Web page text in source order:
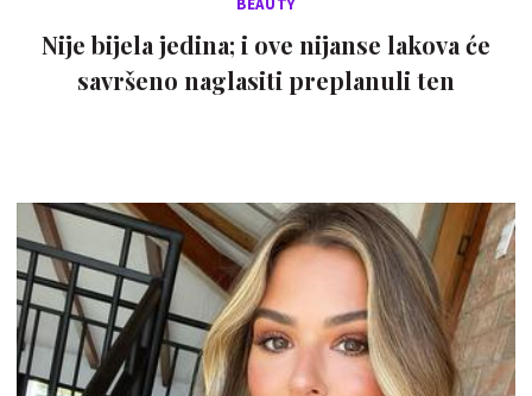
Nije bijela jedina; i ove nijanse lakova će
savršeno naglasiti preplanuli ten